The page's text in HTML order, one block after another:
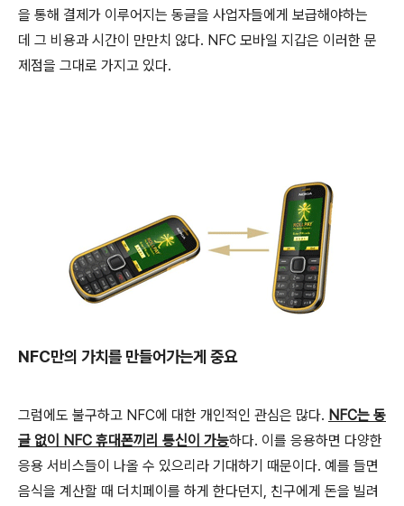
을 통해 결제가 이루어지는 동글을 사업자들에게 보급해야하는
데 그 비용과 시간이 만만치 않다. NFC 모바일 지갑은 이러한 문
제점을 그대로 가지고 있다.
NFC만의 가치를 만들어가는게 중요
그럼에도 불구하고 NFC에 대한 개인적인 관심은 많다. NFC는 동
글 없이 NFC 휴대폰끼리 통신이 가능하다. 이를 응용하면 다양한
응용 서비스들이 나올 수 있으리라 기대하기 때문이다. 예를 들면
음식을 계산할 때 더치페이를 하게 한다던지, 친구에게 돈을 빌려